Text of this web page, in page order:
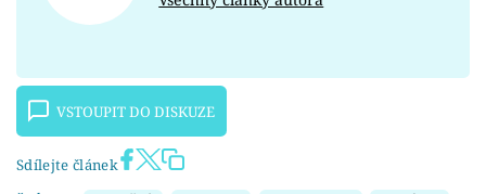
VSTOUPIT DO DISKUZE
Sdílejte článek